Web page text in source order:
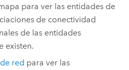
para ver las entidades de
de conectividad
de las entidades
existen.
red para ver las